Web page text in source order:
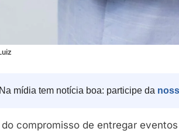
Na mídia tem notícia boa: participe da
do compromisso de entregar